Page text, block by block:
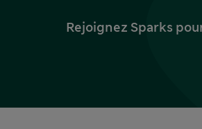
Rejoignez Sparks